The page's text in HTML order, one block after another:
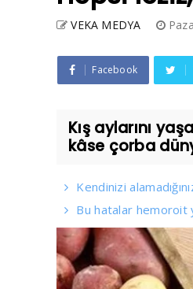
VEKA MEDYA
Facebook
Kış aylarını
kâse çorba
Kendinizi
Bu hatalar hemoroit